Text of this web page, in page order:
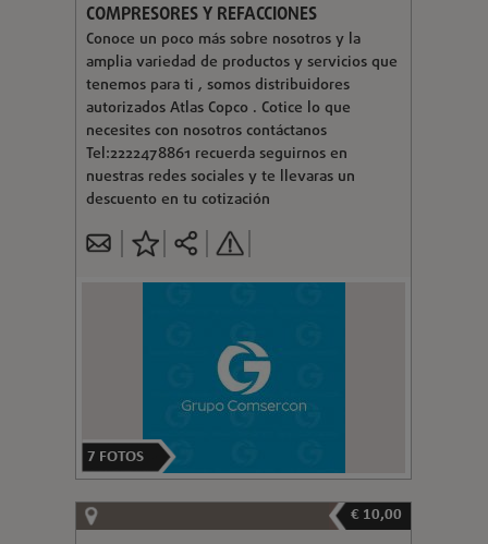
COMPRESORES Y REFACCIONES
Conoce un poco más sobre nosotros y la
amplia variedad de productos y servicios que
tenemos para ti , somos distribuidores
autorizados Atlas Copco . Cotice lo que
necesites con nosotros contáctanos
Tel:2222478861 recuerda seguirnos en
nuestras redes sociales y te llevaras un
descuento en tu cotización
7 FOTOS
€ 10,00